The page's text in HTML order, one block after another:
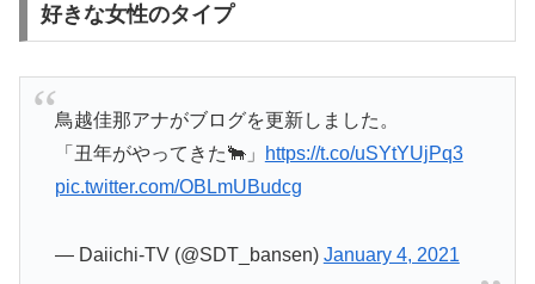
好きな女性のタイプ
鳥越佳那アナがブログを更新しました。
「丑年がやってきた🐂」
https://t.co/uSYtYUjPq3
pic.twitter.com/OBLmUBudcg
— Daiichi-TV (@SDT_bansen) January 4, 2021